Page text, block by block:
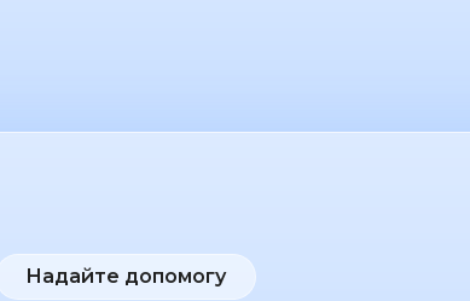
Надайте допомогу